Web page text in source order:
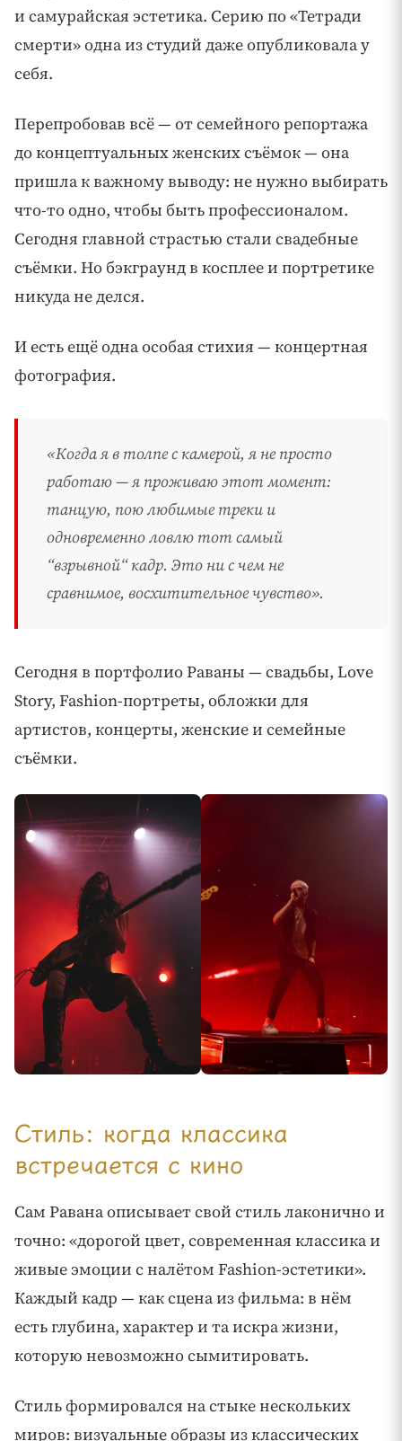
и самурайская эстетика. Серию по «Тетради
смерти» одна из студий даже опубликовала у
себя.
Перепробовав всё — от семейного репортажа
до концептуальных женских съёмок — она
пришла к важному выводу: не нужно выбирать
что-то одно, чтобы быть профессионалом.
Сегодня главной страстью стали свадебные
съёмки. Но бэкграунд в косплее и портретике
никуда не делся.
И есть ещё одна особая стихия — концертная
фотография.
«Когда я в толпе с камерой, я не просто
работаю — я проживаю этот момент:
танцую, пою любимые треки и
одновременно ловлю тот самый
“взрывной“ кадр. Это ни с чем не
сравнимое, восхитительное чувство».
Сегодня в портфолио Раваны — свадьбы, Love
Story, Fashion-портреты, обложки для
артистов, концерты, женские и семейные
съёмки.
Стиль: когда классика
встречается с кино
Сам Равана описывает свой стиль лаконично и
точно: «дорогой цвет, современная классика и
живые эмоции с налётом Fashion-эстетики».
Каждый кадр — как сцена из фильма: в нём
есть глубина, характер и та искра жизни,
которую невозможно сымитировать.
Стиль формировался на стыке нескольких
миров: визуальные образы из классических